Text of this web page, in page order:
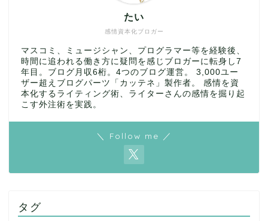
感情資本化ブロガー
たい
マスコミ、ミュージシャン、プログラマー等を経験後、
時間に追われる働き方に疑問を感じブロガーに転身し7
年目。ブログ月収6桁。4つのブログ運営。 3,000ユー
ザー超えブログパーツ「カッテネ」製作者。 感情を資
本化するライティング術、ライターさんの感情を掘り起
こす外注術を実践。
＼ Follow me ／
タグ